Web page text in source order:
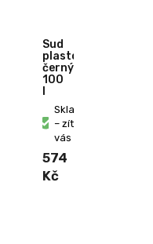
Sud
plastový
černý
100
Skladem
– zítra u
vás
574
Kč